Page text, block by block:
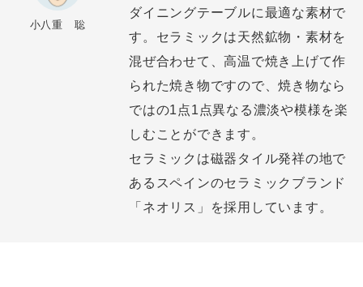
小八重 聡
ダイニングテーブルに最適な素材で
す。セラミックは天然鉱物・素材を
混ぜ合わせて、高温で焼き上げて作
られた焼き物ですので、焼き物なら
ではの1点1点異なる濃淡や模様を楽
しむことができます。
セラミックは磁器タイル発祥の地で
あるスペインのセラミックブランド
「ネオリス」を採用しています。